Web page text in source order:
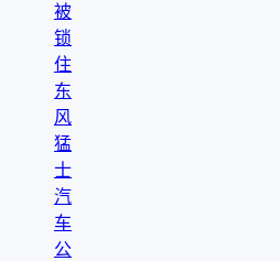
被
锁
住
东
风
猛
士
汽
车
公